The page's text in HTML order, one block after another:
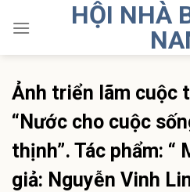
HỘI NHÀ
Ảnh triển lãm cuộc
“Nước cho cuộc
thịnh”. Tác phẩm: “
giả: Nguyễn Vinh